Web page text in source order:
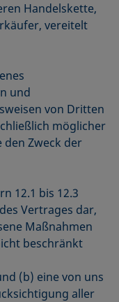
Handelskette,
vereitelt
und
von Dritten
möglicher
den Zweck der
12.1 bis 12.3
Vertrages dar,
Maßnahmen
beschränkt
(b) eine von uns
aller